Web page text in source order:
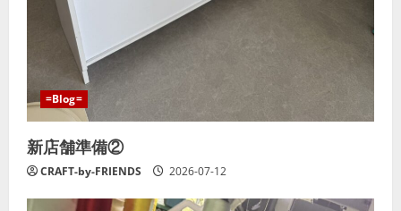
=Blog=
新店舗準備②
CRAFT-by-FRIENDS 2026-07-12